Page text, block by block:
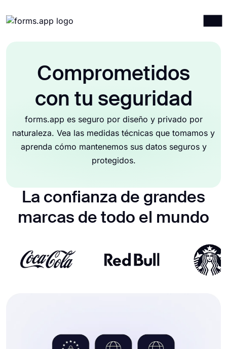
Integraciones
Recursos
Precios
Comprometidos
con tu seguridad
forms.app es seguro por diseño y privado por
naturaleza. Vea las medidas técnicas que tomamos y
aprenda cómo mantenemos sus datos seguros y
protegidos.
La confianza de grandes
marcas de todo el mundo